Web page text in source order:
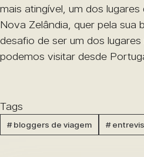
mais atingível, um dos
Nova Zelândia, quer pela sua
desafio de ser um dos
podemos visitar desde
Tags
#bloggers de viagem #